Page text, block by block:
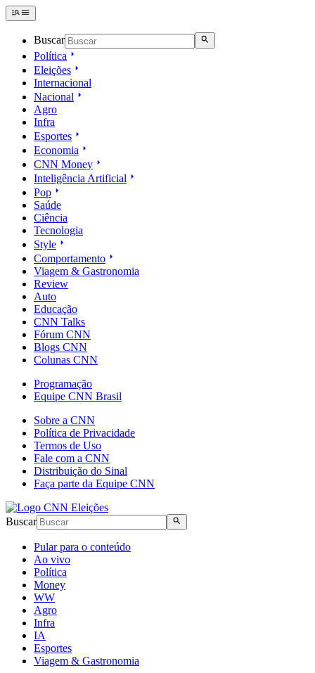
Buscar
Política
Eleições
Internacional
Nacional
Agro
Infra
Esportes
Economia
CNN Money
Inteligência Artificial
Pop
Saúde
Ciência
Tecnologia
Style
Comportamento
Viagem & Gastronomia
Review
Auto
Educação
CNN Talks
Fórum CNN
Blogs CNN
Colunas CNN
Programação
Equipe CNN Brasil
Sobre a CNN
Política de Privacidade
Termos de Uso
Fale com a CNN
Distribuição do Sinal
Faça parte da Equipe CNN
Buscar
Pular para o conteúdo
Ao vivo
Política
Money
WW
Agro
Infra
IA
Esportes
Viagem & Gastronomia